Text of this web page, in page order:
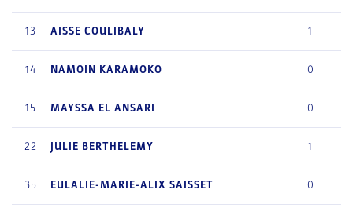
13 AISSE COULIBALY 1
14 NAMOIN KARAMOKO 0
15 MAYSSA EL ANSARI 0
22 JULIE BERTHELEMY 1
35 EULALIE-MARIE-ALIX SAISSET 0